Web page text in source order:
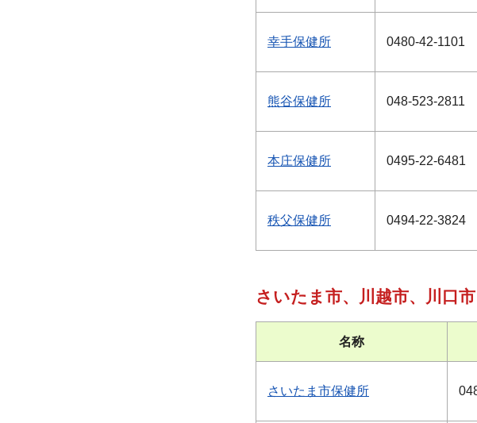
幸手保健所 0480-42-1101
熊谷保健所 048-523-2811
本庄保健所 0495-22-6481
秩父保健所 0494-22-3824
さいたま市、川越市、川口
名称
さいたま市保健所